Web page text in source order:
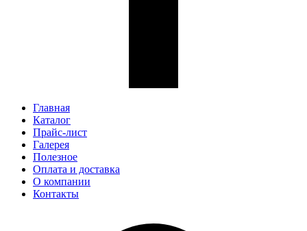
Главная
Каталог
Прайс-лист
Галерея
Полезное
Оплата и доставка
О компании
Контакты